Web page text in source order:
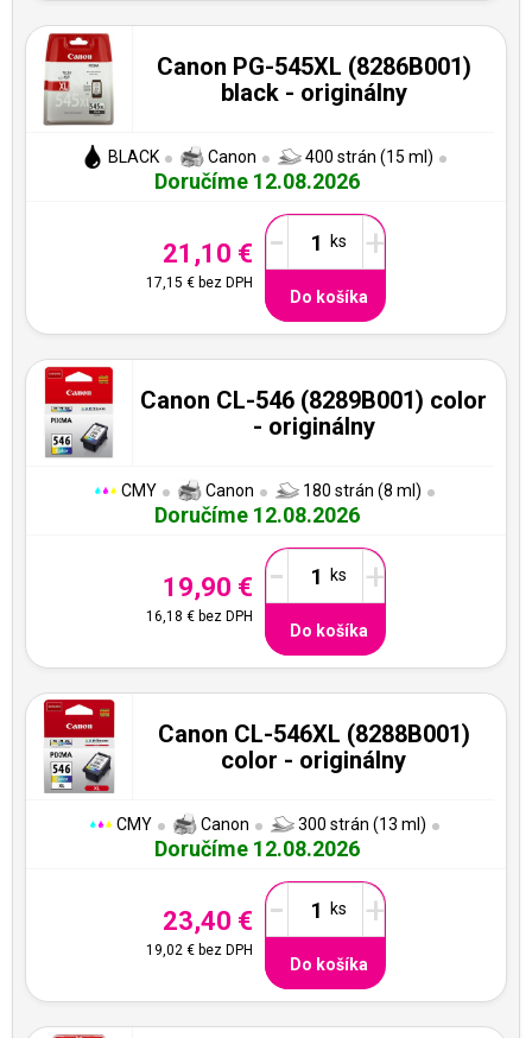
Canon PG-545XL (8286B001)
black - originálny
BLACK Canon 400 strán (15 ml)
Doručíme 12.08.2026
21,10 €
17,15 € bez DPH
- +
Do košíka
Canon CL-546 (8289B001) color
- originálny
CMY Canon 180 strán (8 ml)
Doručíme 12.08.2026
19,90 €
16,18 € bez DPH
- +
Do košíka
Canon CL-546XL (8288B001)
color - originálny
CMY Canon 300 strán (13 ml)
Doručíme 12.08.2026
23,40 €
19,02 € bez DPH
- +
Do košíka